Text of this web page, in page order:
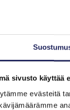
sivusto käyttää
evästeitä
tiimiin